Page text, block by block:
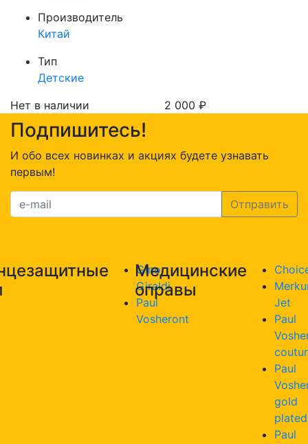
Производитель
Китай
Тип
Детские
Нет в наличии
2 000 ₽
Подпишитесь!
И обо всех новинках и акциях будете узнавать
первым!
Gino
Giraldi
Paul
Vosheront
Медицинские
оправы
Jet
Paul
Paul
gold
plated
Paul